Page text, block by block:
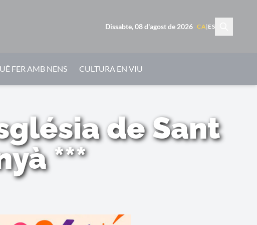
Dissabte, 08 d'agost de 2026 CA| ES
FER AMB NENS CULTURA EN VIU
de Sant
***